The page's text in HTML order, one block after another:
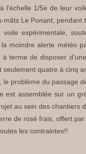
l'échelle 1/5e de leur
mâts Le Ponant, pendant
voile expérimentale,
moindre alerte météo
à terme de disposer
seulement quatre à cinq
le problème du passage
est assemblée sur un
au sein des chantiers
de rosé frais, offert
les contraintes!!